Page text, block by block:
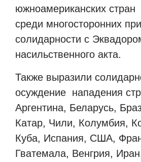
южноамериканских стран
среди многосторонних
солидарности с
насильственного акта.
Также выразили
осуждение нападения
Аргентина, Беларусь,
Катар, Чили, Колумбия,
Куба, Испания, США,
Гватемала, Венгрия,